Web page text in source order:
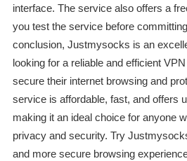
interface. The service also offers a
you test the service before
conclusion, Justmysocks is an
looking for a reliable and efficient
secure their internet browsing and
service is affordable, fast, and offers
making it an ideal choice for anyone
privacy and security. Try
and more secure browsing